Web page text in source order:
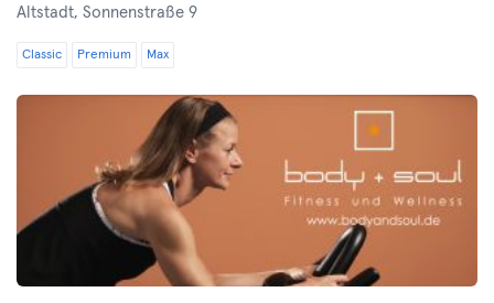
Altstadt, Sonnenstraße 9
Classic Premium Max